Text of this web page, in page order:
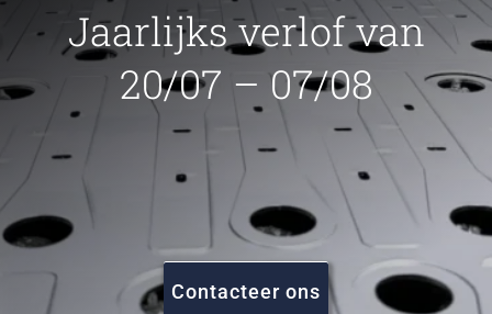
Lasconstructie
Poederlakken
Projecten
FAQ
Jaarlijks verlof van
20/07 – 07/08
Contacteer ons